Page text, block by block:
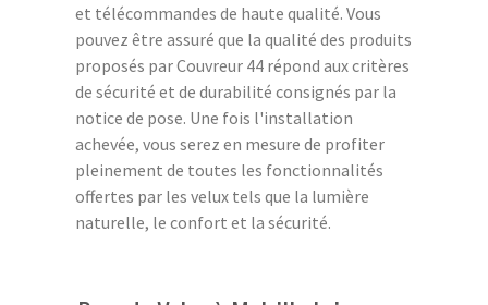
et télécommandes de haute qualité. Vous
pouvez être assuré que la qualité des produits
proposés par Couvreur 44 répond aux critères
de sécurité et de durabilité consignés par la
notice de pose. Une fois l'installation
achevée, vous serez en mesure de profiter
pleinement de toutes les fonctionnalités
offertes par les velux tels que la lumière
naturelle, le confort et la sécurité.